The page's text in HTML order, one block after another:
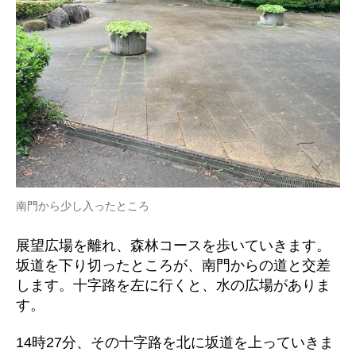
南門から少し入ったところ
展望広場を離れ、森林コースを歩いていきます。
坂道を下り切ったところが、南門からの道と交差
します。十字路を左に行くと、水の広場がありま
す。
14時27分、その十字路を北に坂道を上っていきま